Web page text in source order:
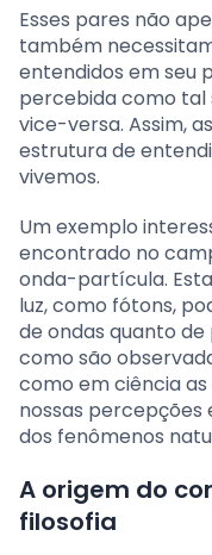
Esses pares não
também
entendidos em seu
percebida como tal
vice-versa. Assim,
estrutura de
vivemos.
Um exemplo
encontrado no
onda-partícula.
luz, como fótons,
de ondas quanto
como são
como em ciência
nossas percepções
dos fenômenos
A origem do
filosofia